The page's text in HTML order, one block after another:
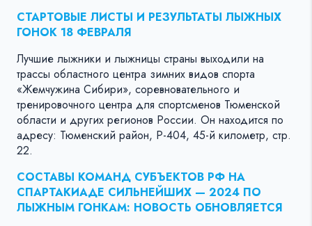
СТАРТОВЫЕ ЛИСТЫ И РЕЗУЛЬТАТЫ ЛЫЖНЫХ
ГОНОК 18 ФЕВРАЛЯ
Лучшие лыжники и лыжницы страны выходили на
трассы областного центра зимних видов спорта
«Жемчужина Сибири», соревновательного и
тренировочного центра для спортсменов Тюменской
области и других регионов России. Он находится по
адресу: Тюменский район, Р-404, 45-й километр, стр.
22.
СОСТАВЫ КОМАНД СУБЪЕКТОВ РФ НА
СПАРТАКИАДЕ СИЛЬНЕЙШИХ — 2024 ПО
ЛЫЖНЫМ ГОНКАМ: НОВОСТЬ ОБНОВЛЯЕТСЯ